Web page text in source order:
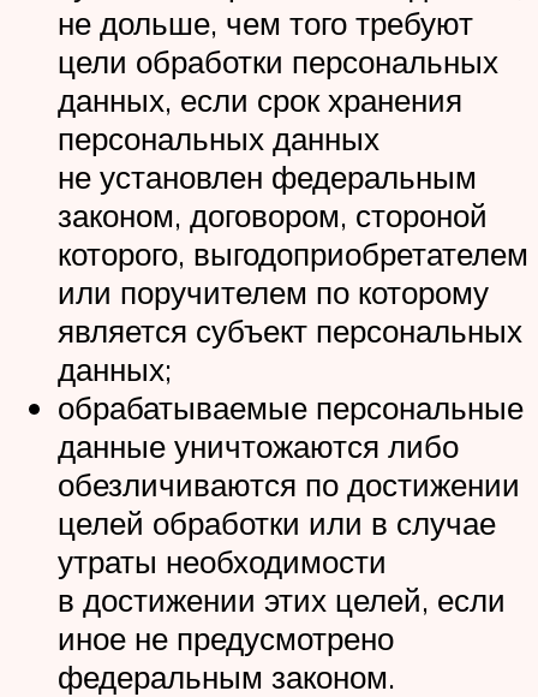
не дольше, чем того требуют
цели обработки персональных
данных, если срок хранения
персональных данных
не установлен федеральным
законом, договором, стороной
которого, выгодоприобретателем
или поручителем по которому
является субъект персональных
данных;
обрабатываемые персональные
данные уничтожаются либо
обезличиваются по достижении
целей обработки или в случае
утраты необходимости
в достижении этих целей, если
иное не предусмотрено
федеральным законом.